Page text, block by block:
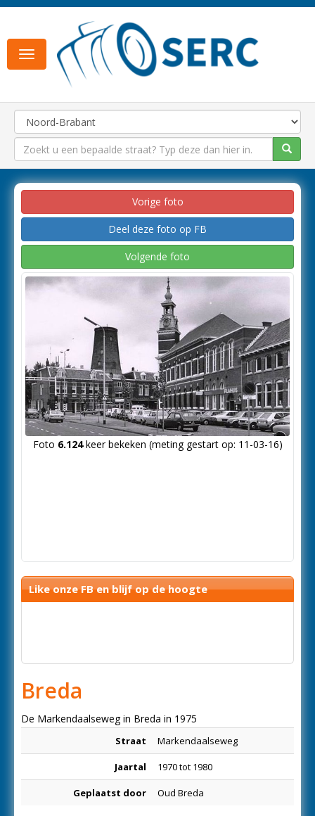
Toggle
navigation
Vorige foto
Deel deze foto op FB
Volgende foto
Foto 6.124keer bekeken (meting gestart op: 11-03-16)
Like onze FB en blijf op de hoogte
Breda
De Markendaalseweg in Breda in 1975
Straat Markendaalseweg
Jaartal 1970 tot 1980
Geplaatst door Oud Breda